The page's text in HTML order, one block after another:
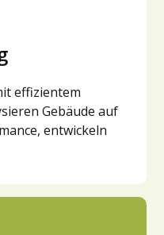
effizientem
Gebäude auf
entwickeln